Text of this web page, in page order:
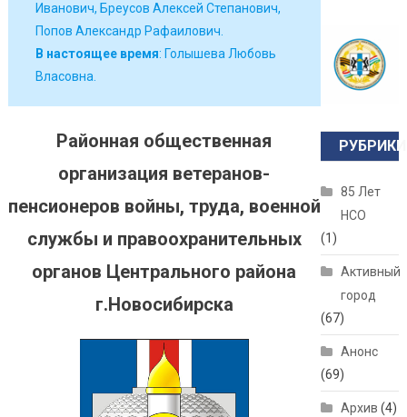
Иванович, Бреусов Алексей Степанович,
Попов Александр Рафаилович.
В настоящее время: Голышева Любовь
Власовна.
Районная общественная
организация ветеранов-
пенсионеров войны, труда, военной
службы и правоохранительных
органов Центрального района
г.Новосибирска
РУБРИКИ
85 Лет
НСО
(1)
Активный
город
(67)
Анонс
(69)
Архив (4)